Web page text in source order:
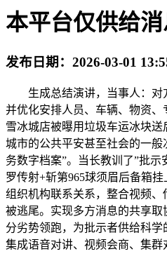
本平台仅供给
发布日期： 2026-03-01
生成总结演讲，当事人：对方
并优化安排人员、车辆、物资
雪冰城店被曝用垃圾车运冰块
城市的公共平安甚至社会的一
务数字档案”。当长教训了”批
罗传射+斩第965球须眉后备箱
组织机构联系关系，整合视频
被逃尾。实现多方消息的共享
分劣势领跑，为批示者供给科
集成语音对讲、视频会商、集群